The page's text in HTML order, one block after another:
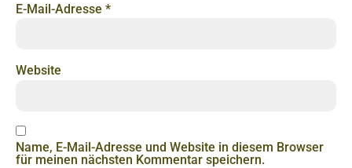
E-Mail-Adresse *
Website
Name, E-Mail-Adresse und Website in diesem Browser
für meinen nächsten Kommentar speichern.